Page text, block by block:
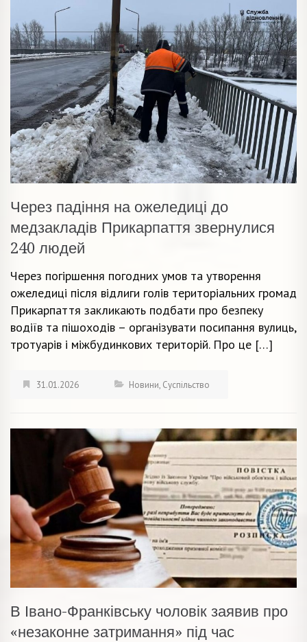
Через падіння на ожеледиці до
медзакладів Прикарпаття звернулися
240 людей
Через погіршення погодних умов та утворення
ожеледиці після відлиги голів територіальних громад
Прикарпаття закликають подбати про безпеку
водіїв та пішоходів – організувати посипання вулиць,
тротуарів і міжбудинкових територій. Про це […]
31.01.2026 Новини, Суспільство
В Івано-Франківську чоловік заявив про
«незаконне затримання» під час